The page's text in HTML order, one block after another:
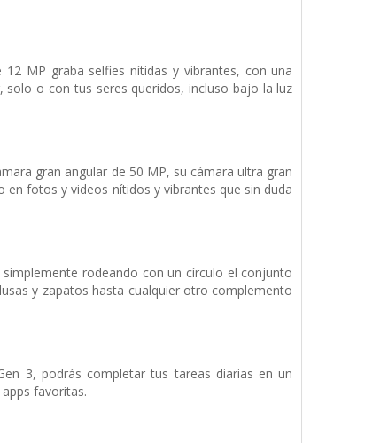
MP graba selfies nítidas y vibrantes, con una
o con tus seres queridos, incluso bajo la luz
gran angular de 50 MP, su cámara ultra gran
fotos y videos nítidos y vibrantes que sin duda
rodeando con un círculo el conjunto
y zapatos hasta cualquier otro complemento
3, podrás completar tus tareas diarias en un
favoritas.